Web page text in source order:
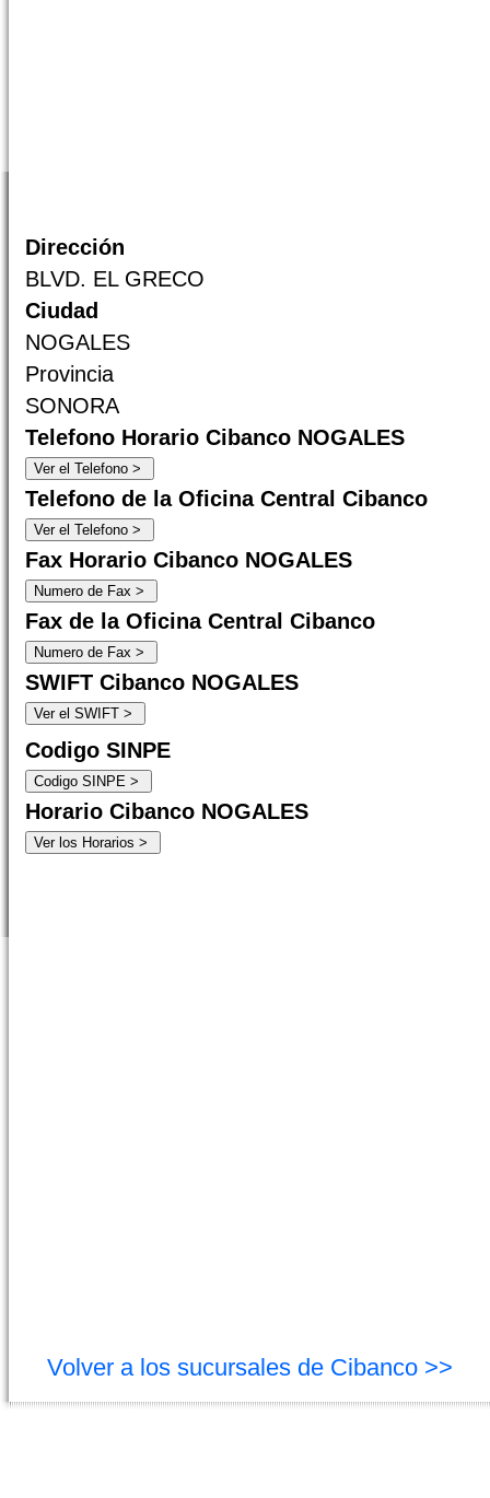
Dirección
BLVD. EL GRECO
Ciudad
NOGALES
Provincia
SONORA
Telefono Horario Cibanco NOGALES
Telefono de la Oficina Central Cibanco
Fax Horario Cibanco NOGALES
Fax de la Oficina Central Cibanco
SWIFT Cibanco NOGALES
Codigo SINPE
Horario Cibanco NOGALES
Volver a los sucursales de Cibanco >>